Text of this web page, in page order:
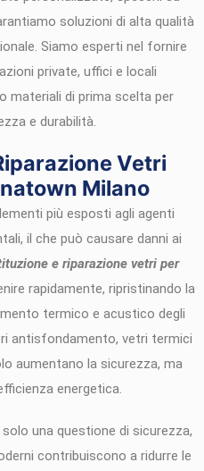
soluzioni di alta qualità
Siamo esperti nel fornire
private, uffici e locali
materiali di prima scelta per
e durabilità.
Vetri
Milano
più esposti agli agenti
il che può causare danni ai
e riparazione vetri per
rapidamente, ripristinando la
termico e acustico degli
antisfondamento, vetri termici
aumentano la sicurezza, ma
energetica.
una questione di sicurezza,
contribuiscono a ridurre le